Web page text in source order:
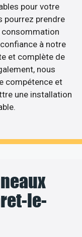
pour votre
pourrez prendre
consommation
à notre
et complète de
nous
compétence et
une installation
le-